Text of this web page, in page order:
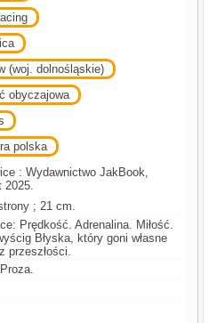
(woj. dolnośląskie)
obyczajowa
polska
: Wydawnictwo JakBook,
2025.
; 21 cm.
Prędkość. Adrenalina. Miłość.
Błyska, który goni własne
przeszłości.